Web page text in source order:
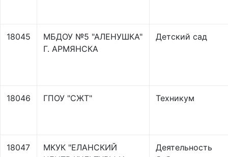
18045
МБДОУ №5 "АЛЕНУШКА"
Г. АРМЯНСКА
Детский сад
18046 ГПОУ "СЖТ" Техникум
18047
МКУК "ЕЛАНСКИЙ
Деятельность